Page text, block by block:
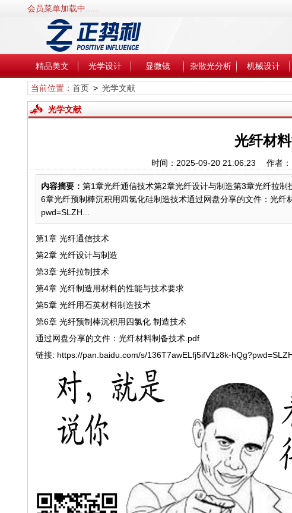
会员菜单加载中......
精品美文 光学设计 显微镜 杂散光分析 机械设计
当前位置： 首页> 光学文献
光学文献
光纤材
时间：2025-09-20 21:06:23 作者
内容摘要： 第1章光纤通信技术第2章光纤设计与制造第3章光纤拉
6章光纤预制棒沉积用四氯化硅制造技术通过网盘分享的文件：光
pwd=SLZH...
第1章 光纤通信技术
第2章 光纤设计与制造
第3章 光纤拉制技术
第4章 光纤制造用材料的性能与技术要求
第5章 光纤用石英材料制造技术
第6章 光纤预制棒沉积用四氯化 制造技术
通过网盘分享的文件：光纤材料制备技术.pdf
链接: https://pan.baidu.com/s/136T7awELfj5ifV1z8k-